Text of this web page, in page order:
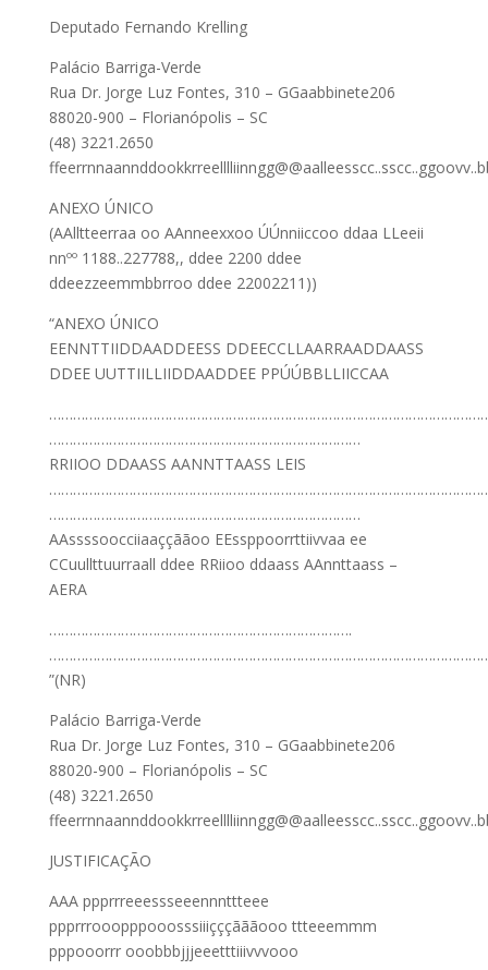
Deputado Fernando Krelling
Palácio Barriga-Verde
Rua Dr. Jorge Luz Fontes, 310 – GGaabbinete206
88020-900 – Florianópolis – SC
(48) 3221.2650
ANEXO ÚNICO
(AAlltteerraa oo AAnneexxoo ÚÚnniiccoo ddaa LLeeii
nnºº 1188..227788,, ddee 2200 ddee
ddeezzeemmbbrroo ddee 22002211))
“ANEXO ÚNICO
EENNTTIIDDAADDEESS DDEECCLLAARRAADDAASS
DDEE UUTTIILLIIDDAADDEE PPÚÚBBLLIICCAA
……………………………………………………………………
RRIIOO DDAASS AANNTTAASS LEIS
……………………………………………………………………
AAssssoocciiaaççããoo EEssppoorrttiivvaa ee
CCuullttuurraall ddee RRiioo ddaass AAnnttaass –
AERA
………………………………………………………………….
”(NR)
Palácio Barriga-Verde
Rua Dr. Jorge Luz Fontes, 310 – GGaabbinete206
88020-900 – Florianópolis – SC
(48) 3221.2650
JUSTIFICAÇÃO
AAA ppprrreeessseeennnttteee
ppprrrooopppooosssiiiçççãããooo ttteeemmm
pppooorrr ooobbbjjjeeetttiiivvvooo